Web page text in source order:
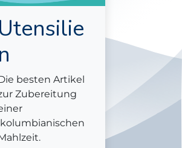
Utensilie
n
besten Artikel
Zubereitung
kolumbianischen